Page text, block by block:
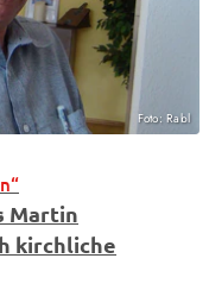
Foto: Rabl
Martin
kirchliche